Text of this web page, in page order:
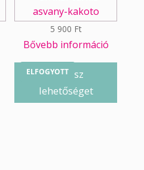
ELFOGYOTT
5 900 Ft
Bővebb információ
Válassz
lehetőséget